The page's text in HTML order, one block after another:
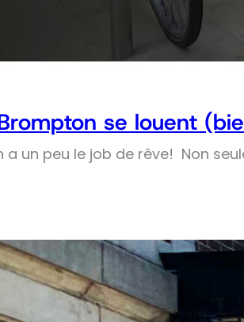
se louent
a un peu le job de rêve! Non